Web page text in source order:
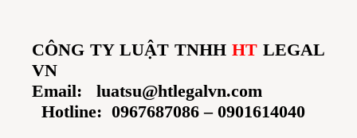
CÔNG TY LUẬT TNHH HT LEGAL
VN
Email:luatsu@htlegalvn.com
Hotline: 0967687086 – 0901614040